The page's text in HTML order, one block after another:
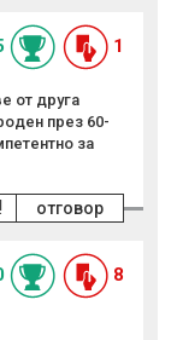
1
от друга
през 60-
за
отговор
!
8